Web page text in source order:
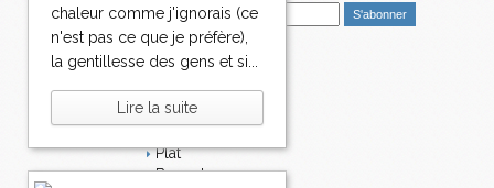
chaleur comme j'ignorais (ce
n'est pas ce que je préfère),
la gentillesse des gens et si...
Lire la suite
E
m
l
Catégories
Salé
Dessert
Plat
Bavardages